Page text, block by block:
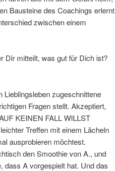
Bausteine des Coachings erlernt
zwischen einem
Dir mitteilt, was gut für Dich ist?
Lieblingsleben zugeschnittene
Fragen stellt. Akzeptiert,
KEINEN FALL WILLST
Treffen mit einem Lächeln
ausprobieren möchtest.
den Smoothie von A., und
dass A vorgespielt hat. Und das